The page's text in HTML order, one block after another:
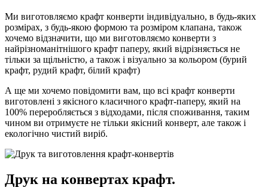
Ми виготовляємо крафт конверти індивідуально, в будь-яких
розмірах, з будь-якою формою та розміром клапана, також
хочемо відзначити, що ми виготовляємо конверти з
найрізноманітнішого крафт паперу, який відрізняється не
тільки за щільністю, а також і візуально за кольором (бурий
крафт, рудий крафт, білий крафт)
А ще ми хочемо повідомити вам, що всі крафт конверти
виготовлені з якісного класичного крафт-паперу, який на
100% переробляється з відходами, після споживання, таким
чином ви отримуєте не тільки якісний конверт, але також і
екологічно чистий виріб.
Друк на конвертах крафт.